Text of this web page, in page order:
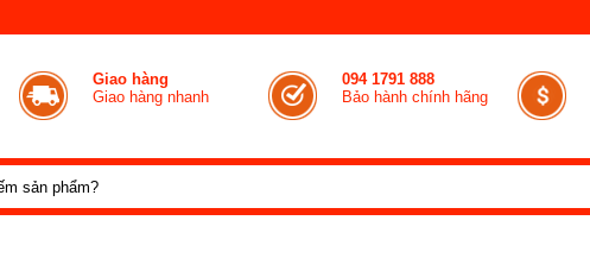
Giao hàng
Giao hàng nhanh
094 1791 888
Bảo hành chính hãng